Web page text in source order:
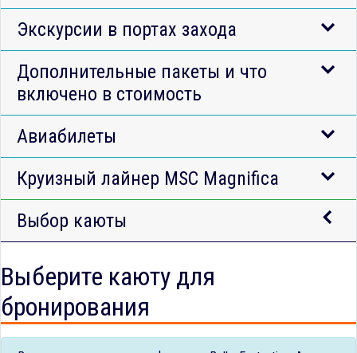
Экскурсии в портах захода
Дополнительные пакеты и что
включено в стоимость
Авиабилеты
Круизный лайнер MSC Magnifica
Выбор каюты
Выберите каюту для
бронирования